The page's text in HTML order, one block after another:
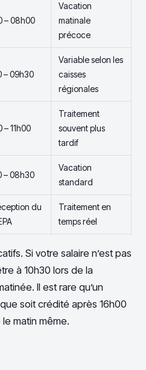
– 08h00
Vacation
matinale
précoce
– 09h30
Variable selon les
caisses
régionales
11h00
Traitement
souvent plus
tardif
– 08h30
Vacation
standard
du
Traitement en
temps réel
Si votre salaire n’est pas
à 10h30 lors de la
Il est rare qu’un
soit crédité après 16h00
le matin même.